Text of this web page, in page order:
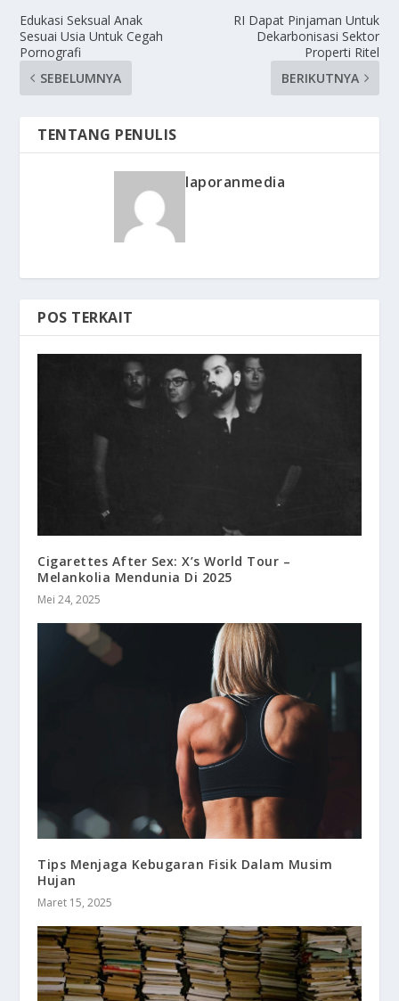
Edukasi Seksual Anak
Sesuai Usia Untuk Cegah
Pornografi
SEBELUMNYA
RI Dapat Pinjaman Untuk
Dekarbonisasi Sektor
Properti Ritel
BERIKUTNYA
TENTANG PENULIS
laporanmedia
POS TERKAIT
Cigarettes After Sex: X’s World Tour –
Melankolia Mendunia Di 2025
Mei 24, 2025
Tips Menjaga Kebugaran Fisik Dalam Musim
Hujan
Maret 15, 2025